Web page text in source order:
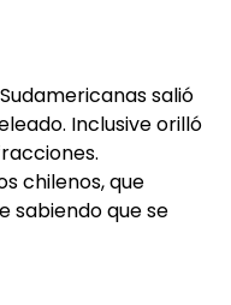
salió
Inclusive orilló
chilenos, que
sabiendo que se